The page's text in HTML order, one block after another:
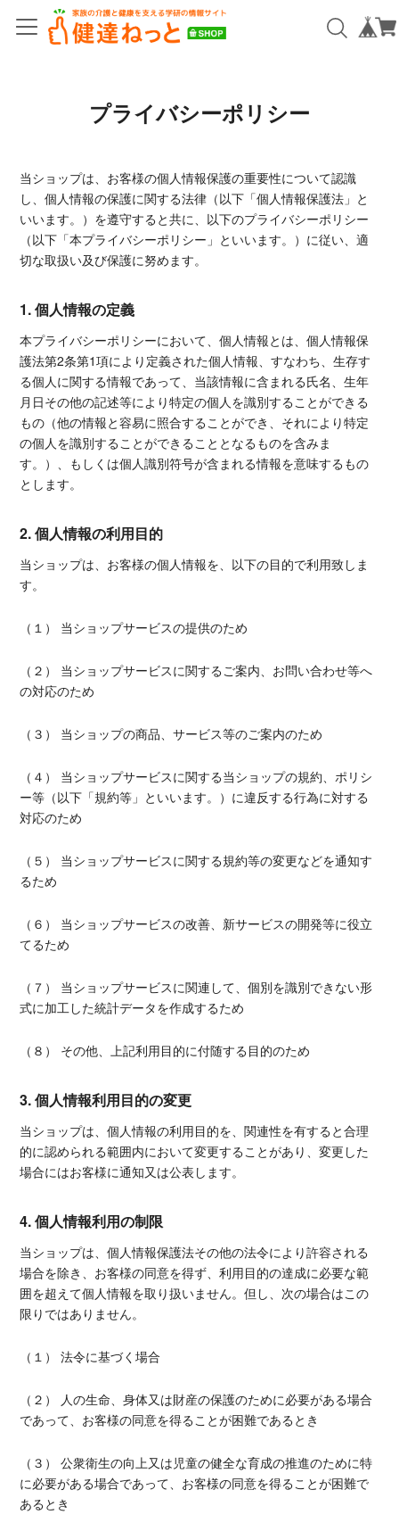
プライバシーポリシー
当ショップは、お客様の個人情報保護の重要性について認識
し、個人情報の保護に関する法律（以下「個人情報保護法」と
いいます。）を遵守すると共に、以下のプライバシーポリシー
（以下「本プライバシーポリシー」といいます。）に従い、適
切な取扱い及び保護に努めます。
1. 個人情報の定義
本プライバシーポリシーにおいて、個人情報とは、個人情報保
護法第2条第1項により定義された個人情報、すなわち、生存す
る個人に関する情報であって、当該情報に含まれる氏名、生年
月日その他の記述等により特定の個人を識別することができる
もの（他の情報と容易に照合することができ、それにより特定
の個人を識別することができることとなるものを含みま
す。）、もしくは個人識別符号が含まれる情報を意味するもの
とします。
2. 個人情報の利用目的
当ショップは、お客様の個人情報を、以下の目的で利用致しま
す。
（１） 当ショップサービスの提供のため
（２） 当ショップサービスに関するご案内、お問い合わせ等へ
の対応のため
（３） 当ショップの商品、サービス等のご案内のため
（４） 当ショップサービスに関する当ショップの規約、ポリシ
ー等（以下「規約等」といいます。）に違反する行為に対する
対応のため
（５） 当ショップサービスに関する規約等の変更などを通知す
るため
（６） 当ショップサービスの改善、新サービスの開発等に役立
てるため
（７） 当ショップサービスに関連して、個別を識別できない形
式に加工した統計データを作成するため
（８） その他、上記利用目的に付随する目的のため
3. 個人情報利用目的の変更
当ショップは、個人情報の利用目的を、関連性を有すると合理
的に認められる範囲内において変更することがあり、変更した
場合にはお客様に通知又は公表します。
4. 個人情報利用の制限
当ショップは、個人情報保護法その他の法令により許容される
場合を除き、お客様の同意を得ず、利用目的の達成に必要な範
囲を超えて個人情報を取り扱いません。但し、次の場合はこの
限りではありません。
（１） 法令に基づく場合
（２） 人の生命、身体又は財産の保護のために必要がある場合
であって、お客様の同意を得ることが困難であるとき
（３） 公衆衛生の向上又は児童の健全な育成の推進のために特
に必要がある場合であって、お客様の同意を得ることが困難で
あるとき